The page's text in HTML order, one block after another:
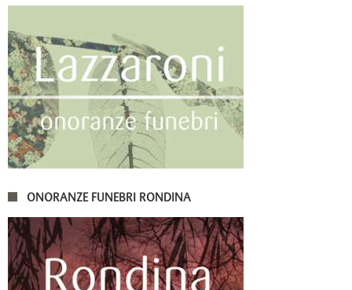
ONORANZE FUNEBRI RONDINA